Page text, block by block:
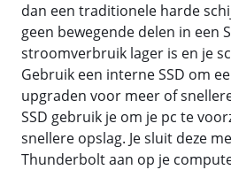
dan een traditionele harde
geen bewegende delen in een
stroomverbruik lager is en je
Gebruik een interne SSD om
upgraden voor meer of
SSD gebruik je om je pc te
snellere opslag. Je sluit deze
Thunderbolt aan op je